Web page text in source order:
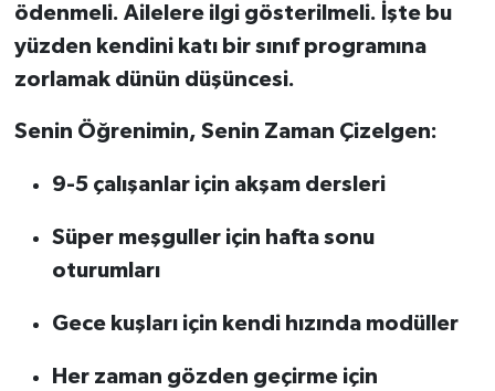
ödenmeli. Ailelere ilgi gösterilmeli. İşte bu
yüzden kendini katı bir sınıf programına
zorlamak dünün düşüncesi.
Senin Öğrenimin, Senin Zaman Çizelgen:
9-5 çalışanlar için akşam dersleri
Süper meşguller için hafta sonu
oturumları
Gece kuşları için kendi hızında modüller
Her zaman gözden geçirme için